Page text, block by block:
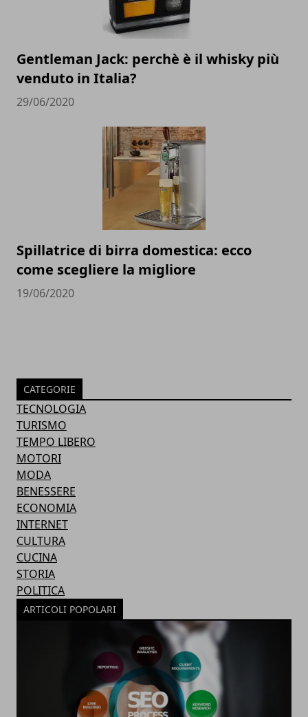
Gentleman Jack: perchè è il whisky più
venduto in Italia?
29/06/2020
Spillatrice di birra domestica: ecco
come scegliere la migliore
19/06/2020
CATEGORIE
TECNOLOGIA
TURISMO
TEMPO LIBERO
MOTORI
MODA
BENESSERE
ECONOMIA
INTERNET
CULTURA
CUCINA
STORIA
POLITICA
ARTICOLI POPOLARI